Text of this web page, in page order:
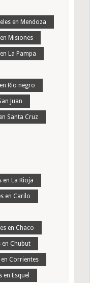
en Mendoza
Misiones
La Pampa
Rio negro
Juan
Santa Cruz
en La Rioja
en Carilo
en Chaco
en Chubut
en Corrientes
en Esquel